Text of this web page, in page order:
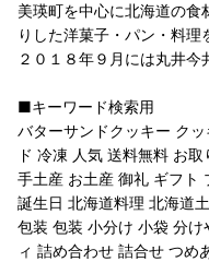
美瑛町を中心に北海道の
りした洋菓子・パン・料理
２０１８年９月には丸井今
■キーワード検索用
バターサンドクッキー ク
ド 冷凍 人気 送料無料 お
手土産 お土産 御礼 ギフト
誕生日 北海道料理 北海道
包装 包装 小分け 小袋 分
ィ 詰め合わせ 詰合せ つめ